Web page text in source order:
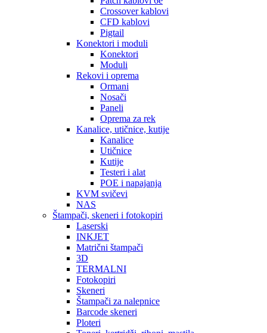
Crossover kablovi
CFD kablovi
Pigtail
Konektori i moduli
Konektori
Moduli
Rekovi i oprema
Ormani
Nosači
Paneli
Oprema za rek
Kanalice, utičnice, kutije
Kanalice
Utičnice
Kutije
Testeri i alat
POE i napajanja
KVM svičevi
NAS
Štampači, skeneri i fotokopiri
Laserski
INKJET
Matrični štampači
3D
TERMALNI
Fotokopiri
Skeneri
Štampači za nalepnice
Barcode skeneri
Ploteri